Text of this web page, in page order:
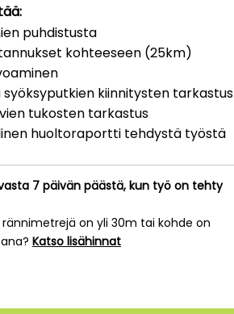
puhdistusta
kohteeseen (25km)
syöksyputkien kiinnitysten tarkastus
tukosten tarkastus
huoltoraportti tehdystä työstä
7 päivän päästä, kun työ on tehty
rännimetrejä on yli 30m tai kohde on
Katso lisähinnat